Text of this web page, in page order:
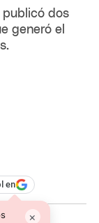
publicó dos
generó el
en
×